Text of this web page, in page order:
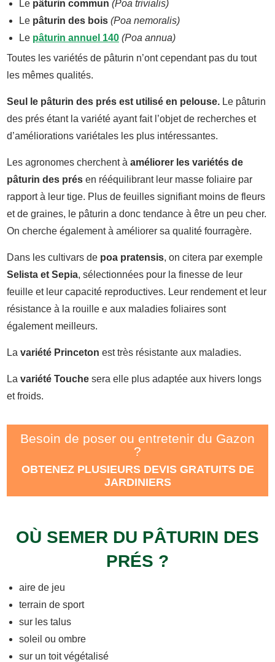
Le pâturin commun (Poa trivialis)
Le pâturin des bois (Poa nemoralis)
Le pâturin annuel 140 (Poa annua)
Toutes les variétés de pâturin n’ont cependant pas du tout
les mêmes qualités.
Seul le pâturin des prés est utilisé en pelouse. Le pâturin
des prés étant la variété ayant fait l’objet de recherches et
d’améliorations variétales les plus intéressantes.
Les agronomes cherchent à améliorer les variétés de
pâturin des prés en rééquilibrant leur masse foliaire par
rapport à leur tige. Plus de feuilles signifiant moins de fleurs
et de graines, le pâturin a donc tendance à être un peu cher.
On cherche également à améliorer sa qualité fourragère.
Dans les cultivars de poa pratensis, on citera par exemple
Selista et Sepia, sélectionnées pour la finesse de leur
feuille et leur capacité reproductives. Leur rendement et leur
résistance à la rouille e aux maladies foliaires sont
également meilleurs.
La variété Princeton est très résistante aux maladies.
La variété Touche sera elle plus adaptée aux hivers longs
et froids.
Besoin de poser ou entretenir du Gazon
?
OBTENEZ PLUSIEURS DEVIS GRATUITS DE
JARDINIERS
OÙ SEMER DU PÂTURIN DES
PRÉS ?
aire de jeu
terrain de sport
sur les talus
soleil ou ombre
sur un toit végétalisé